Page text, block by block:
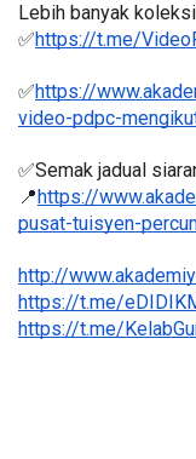
Lebih banyak
✅https://t.me/
✅https://
video-pdpc-
✅Semak jadual
📍https://
pusat-tuisyen-
http://
https://t.me/
https://t.me/